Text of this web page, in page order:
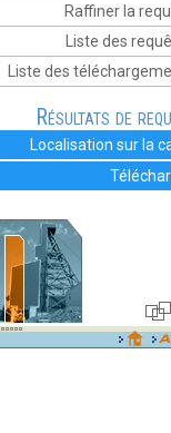
Raffiner la
Liste des
Liste des
Résultats de
Localisation sur la